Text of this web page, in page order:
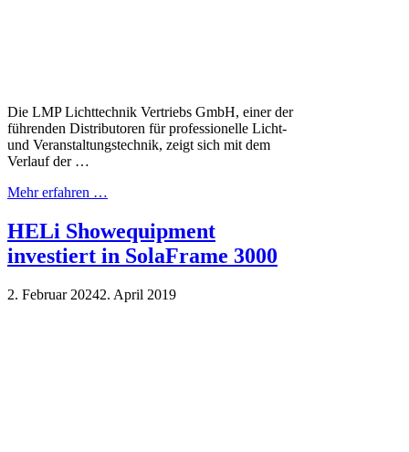
Die LMP Lichttechnik Vertriebs GmbH, einer der
führenden Distributoren für professionelle Licht-
und Veranstaltungstechnik, zeigt sich mit dem
Verlauf der …
Mehr erfahren …
HELi Showequipment
investiert in SolaFrame 3000
2. Februar 20242. April 2019